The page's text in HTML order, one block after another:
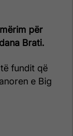
për
Brati.
fundit që
e Big